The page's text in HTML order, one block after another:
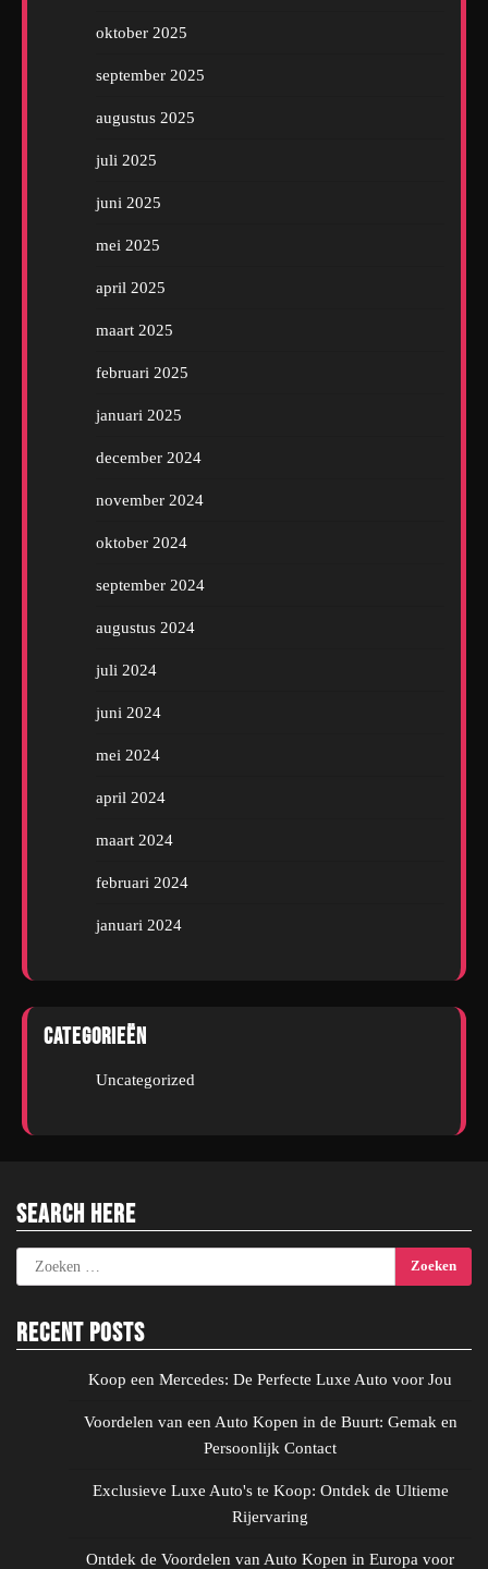
oktober 2025
september 2025
augustus 2025
juli 2025
juni 2025
mei 2025
april 2025
maart 2025
februari 2025
januari 2025
december 2024
november 2024
oktober 2024
september 2024
augustus 2024
juli 2024
juni 2024
mei 2024
april 2024
maart 2024
februari 2024
januari 2024
Categorieën
Uncategorized
Search Here
Zoeken
naar:
Recent Posts
Koop een Mercedes: De Perfecte Luxe Auto voor Jou
Voordelen van een Auto Kopen in de Buurt: Gemak en
Persoonlijk Contact
Exclusieve Luxe Auto's te Koop: Ontdek de Ultieme
Rijervaring
Ontdek de Voordelen van Auto Kopen in Europa voor